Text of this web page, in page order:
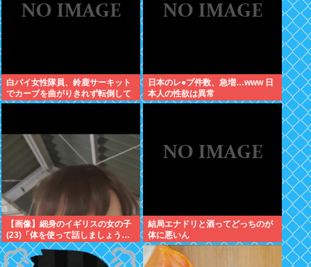
白バイ女性隊員、鈴鹿サーキット
でカーブを曲がりきれず転倒して
重傷
日本のレ●プ件数、急増…www 日
本人の性欲は異常
【画像】細身のイギリスの女の子
(23)「体を使って話しましょう…
結局エナドリと酒ってどっちのが
体に悪いん